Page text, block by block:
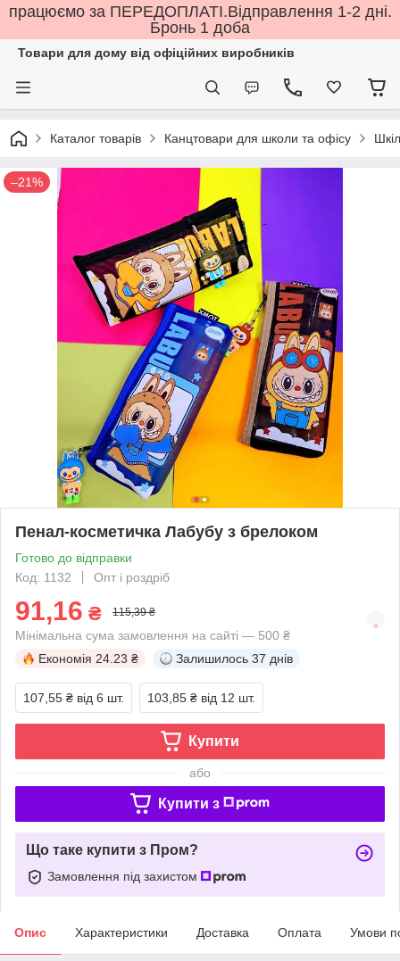
працюємо за ПЕРЕДОПЛАТІ.Відправлення 1-2 дні.
Бронь 1 доба
Товари для дому від офіційних виробників
Каталог товарів Канцтовари для школи та офісу
–21%
Пенал-косметичка Лабубу з брелоком
Готово до відправки
Код: 1132
Опт і роздріб
91,16 ₴ 115,39 ₴
Мінімальна сума замовлення на сайті — 500 ₴
Економія 24.23 ₴ Залишилось 37 днів
107,55 ₴ від 6 шт. 103,85 ₴ від 12 шт.
Купити
або
Купити з
Що таке купити з Пром?
Замовлення під захистом
Опис Характеристики Доставка Оплата Умови